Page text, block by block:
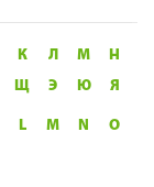
К Л М
Н
Щ Э Ю Я
L M N
O